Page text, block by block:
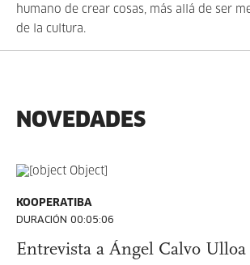
humano de crear cosas, más allá de ser
de la cultura.
NOVEDADES
KOOPERATIBA
DURACIÓN 00:05:06
Entrevista a Ángel Calvo Ulloa